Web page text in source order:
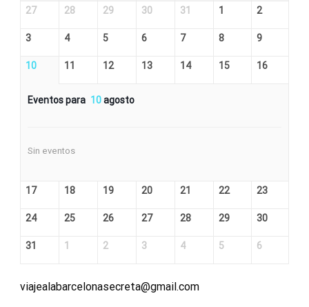
27 28 29 30 31 1 2
3 4 5 6 7 8 9
10 11 12 13 14 15 16
Eventos para 10agosto
Sin eventos
17 18 19 20 21 22 23
24 25 26 27 28 29 30
31 1 2 3 4 5 6
viajealabarcelonasecreta@gmail.com